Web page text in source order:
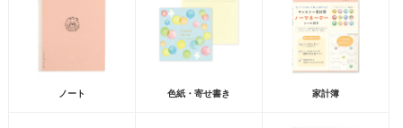
ノート 色紙・寄せ書き 家計簿